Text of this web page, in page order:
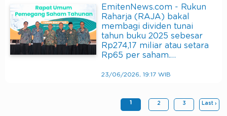
EmitenNews.com - Rukun
Raharja (RAJA) bakal
membagi dividen tunai
tahun buku 2025 sebesar
Rp274,17 miliar atau setara
Rp65 per saham.…
23/06/2026, 19:17 WIB
1 2 3 Last ›